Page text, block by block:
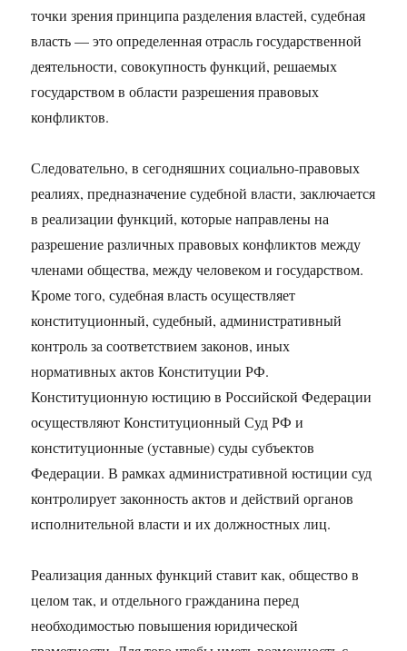
точки зрения принципа разделения властей, судебная
власть — это определенная отрасль государственной
деятельности, совокупность функций, решаемых
государством в области разрешения правовых
конфликтов.
Следовательно, в сегодняшних социально-правовых
реалиях, предназначение судебной власти, заключается
в реализации функций, которые направлены на
разрешение различных правовых конфликтов между
членами общества, между человеком и государством.
Кроме того, судебная власть осуществляет
конституционный, судебный, административный
контроль за соответствием законов, иных
нормативных актов Конституции РФ.
Конституционную юстицию в Российской Федерации
осуществляют Конституционный Суд РФ и
конституционные (уставные) суды субъектов
Федерации. В рамках административной юстиции суд
контролирует законность актов и действий органов
исполнительной власти и их должностных лиц.
Реализация данных функций ставит как, общество в
целом так, и отдельного гражданина перед
необходимостью повышения юридической